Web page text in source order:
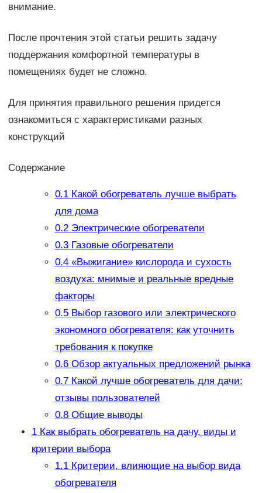
внимание.
После прочтения этой статьи решить задачу
поддержания комфортной температуры в
помещениях будет не сложно.
Для принятия правильного решения придется
ознакомиться с характеристиками разных
конструкций
Содержание
0.1Какой обогреватель лучше выбрать
для дома
0.2Электрические обогреватели
0.3Газовые обогреватели
0.4«Выжигание» кислорода и сухость
воздуха: мнимые и реальные вредные
факторы
0.5Выбор газового или электрического
экономного обогревателя: как уточнить
требования к покупке
0.6Обзор актуальных предложений рынка
0.7Какой лучше обогреватель для дачи:
отзывы пользователей
0.8Общие выводы
1Как выбрать обогреватель на дачу, виды и
критерии выбора
1.1Критерии, влияющие на выбор вида
обогревателя